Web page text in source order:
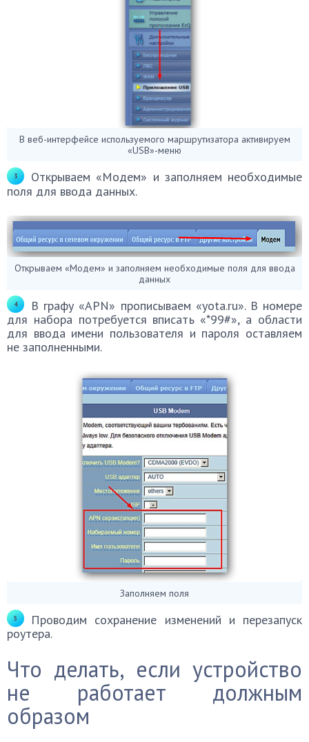
В веб-интерфейсе используемого маршрутизатора активируем
«USB»-меню
Открываем «Модем» и заполняем необходимые
поля для ввода данных.
Открываем «Модем» и заполняем необходимые поля для ввода
данных
В графу «APN» прописываем «yota.ru». В номере
для набора потребуется вписать «*99#», а области
для ввода имени пользователя и пароля оставляем
не заполненными.
Заполняем поля
Проводим сохранение изменений и перезапуск
роутера.
Что делать, если устройство
не работает должным
образом